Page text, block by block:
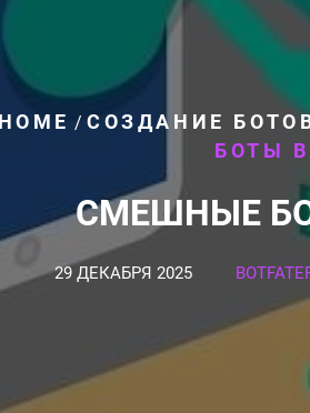
HOME / СОЗДАНИЕ БОТОВ
БОТЫ
СМЕШНЫЕ
29 ДЕКАБРЯ 2025